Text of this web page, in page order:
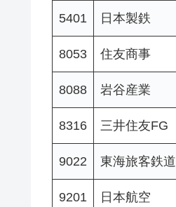
5401 日本製鉄
8053 住友商事
8088 岩谷産業
8316 三井住友FG
9022 東海旅客鉄道
9201 日本航空